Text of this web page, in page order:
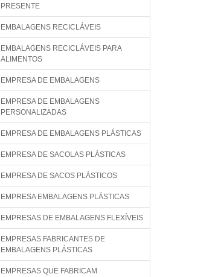
PRESENTE
EMBALAGENS RECICLÁVEIS
EMBALAGENS RECICLÁVEIS PARA
ALIMENTOS
EMPRESA DE EMBALAGENS
EMPRESA DE EMBALAGENS
PERSONALIZADAS
EMPRESA DE EMBALAGENS PLÁSTICAS
EMPRESA DE SACOLAS PLÁSTICAS
EMPRESA DE SACOS PLÁSTICOS
EMPRESA EMBALAGENS PLÁSTICAS
EMPRESAS DE EMBALAGENS FLEXÍVEIS
EMPRESAS FABRICANTES DE
EMBALAGENS PLÁSTICAS
EMPRESAS QUE FABRICAM